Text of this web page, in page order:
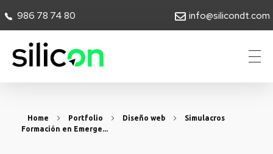
986 78 74 80 info@silicondt.com
Home Portfolio Diseño web
Simulacros
Formación en Emerge...